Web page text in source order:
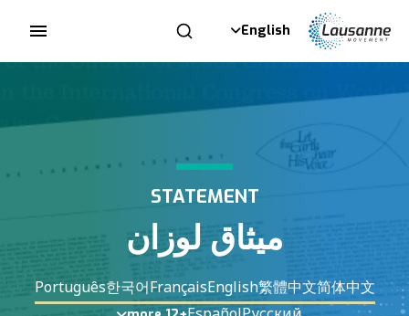
English
STATEMENT
ميثاق لوزان
简体中文
繁體中文
English
Français
한국어
Português